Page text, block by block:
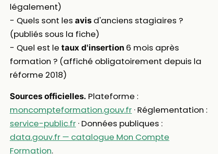
légalement)
- Quels sont les avis d'anciens stagiaires ?
(publiés sous la fiche)
- Quel est le taux d'insertion 6 mois après
formation ? (affiché obligatoirement depuis la
réforme 2018)
Sources officielles. Plateforme :
moncompteformation.gouv.fr · Réglementation :
service-public.fr · Données publiques :
data.gouv.fr — catalogue Mon Compte
Formation.